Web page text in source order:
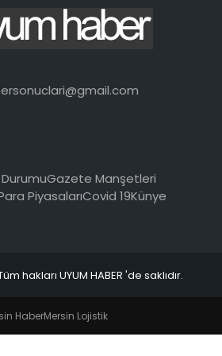
Gazete Manşetleri
PiyasalarıCovid 19Künye
hakları UYUM HABER 'de saklıdır.
HaberMersin Lojistik